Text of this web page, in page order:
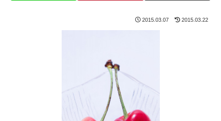
2015.03.07 2015.03.22